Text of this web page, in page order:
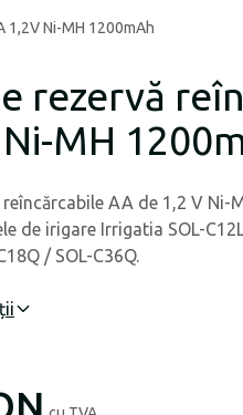
1,2V Ni-MH 1200mAh
rezervă
MH
AA de 1,2 V Ni-
de irigare Irrigatia SOL-
/ SOL-C36Q.